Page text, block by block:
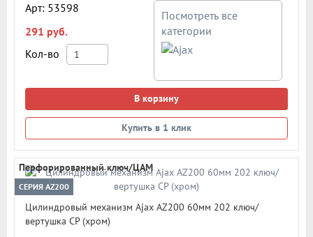
Арт: 53598
291 руб.
Кол-во
Посмотреть все
категории
В корзину
Купить в 1 клик
Перфорированный ключ/ЦАМ
СЕРИЯ AZ200
Цилиндровый механизм Ajax AZ200 60мм 202 ключ/
вертушка CP (хром)